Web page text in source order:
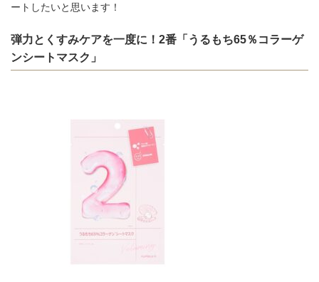
ートしたいと思います！
弾力とくすみケアを一度に！2番「うるもち65％コラーゲ
ンシートマスク」